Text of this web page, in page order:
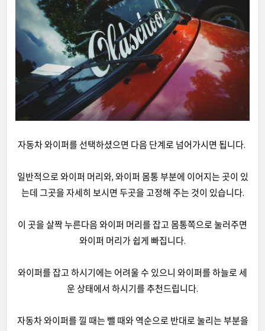
자동차 와이퍼를 선택하셨으면 다음 단계로 넘어가시면 됩니다.
일반적으로 와이퍼 머리와, 와이퍼 몸통 부분에 이어지는 곳이 있
는데 그곳을 자세히 보시면 두곳을 고정해 주는 것이 있습니다.
이 곳을 살짝 누른다음 와이퍼 머리를 잡고 몸통쪽으로 눌러주면
와이퍼 머리가 쉽게 빠집니다.
와이퍼를 잡고 하시기에는 어려울 수 있으니 와이퍼를 하늘로 세
운 상태에서 하시기를 추천드립니다.
자동차 와이퍼를 낄 때는 뺄 때와 역순으로 반대로 눌리는 부분을